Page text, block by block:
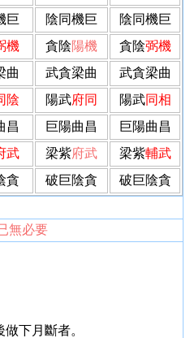
巨 陰同機巨
陰同機巨
機 貪陰陽機 貪陰弼機
曲 武貪梁曲
武貪梁曲
陰 陽武府同 陽武同相
昌 巨陽曲昌
巨陽曲昌
武 梁紫府武 梁紫輔武
貪 破巨陰貪
破巨陰貪
無必要
下月斷者。